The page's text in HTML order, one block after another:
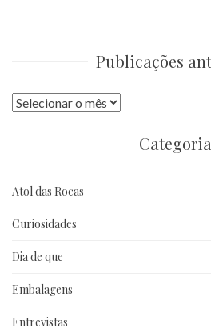
Publicações
Publicações
Atol das Rocas
Curiosidades
Dia de que
Embalagens
Entrevistas